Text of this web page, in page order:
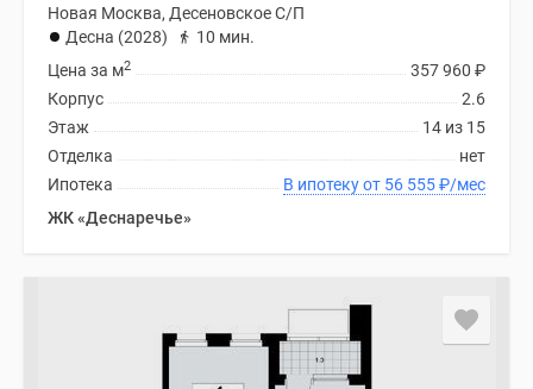
Новая Москва, Десеновское С/П
Десна (2028)
10 мин.
357 960 ₽
Цена за м2
2.6
Корпус
14 из 15
Этаж
нет
Отделка
В ипотеку от 56 555₽/мес
Ипотека
ЖК «Деснаречье»